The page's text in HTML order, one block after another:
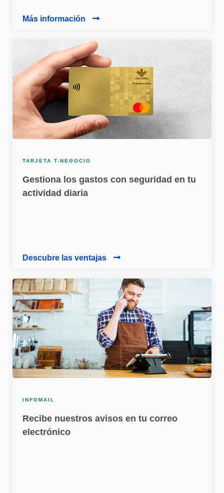
Más información
TARJETA T-NEGOCIO
Gestiona los gastos con seguridad en tu
actividad diaria
Descubre las ventajas
INFOMAIL
Recibe nuestros avisos en tu correo
electrónico